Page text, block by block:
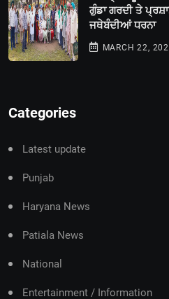
ਗੁੰਡਾ ਗਰਦੀ ਤੇ
ਜਥੇਬੰਦੀਆਂ ਧਰਨਾ
MARCH 22,
Categories
Latest update
Punjab
Haryana News
Patiala News
National
Entertainment / Information